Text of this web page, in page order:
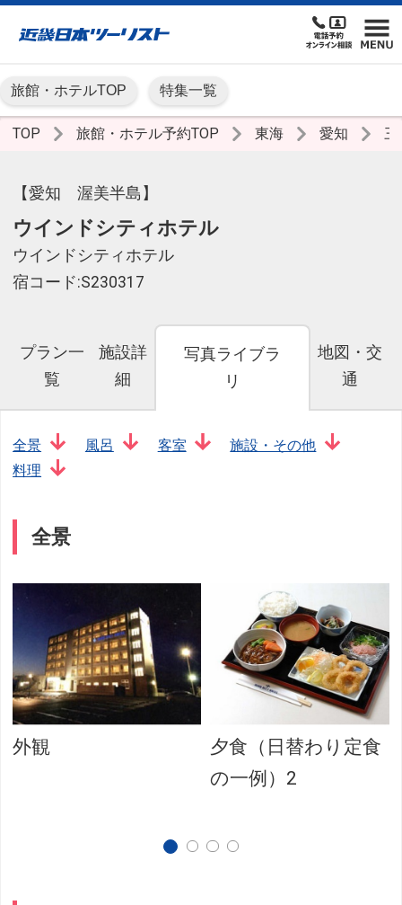
旅館・ホテルTOP 特集一覧
TOP 旅館・ホテル予約TOP 東海 愛知 三
【愛知 渥美半島】
ウインドシティホテル
ウインドシティホテル
宿コード:S230317
プラン一
覧
施設詳
細
写真ライブラ
リ
地図・交
通
全景 風呂 客室
施設・その他
料理
全景
外観
夕食（日替わり定食
の一例）2